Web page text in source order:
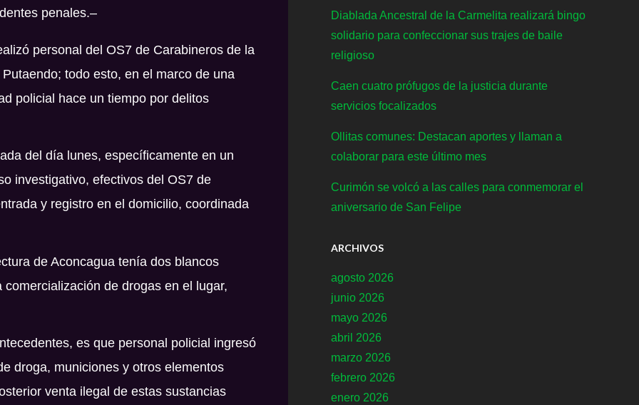
penales.–
personal del OS7 de Carabineros de la
todo esto, en el marco de una
policial hace un tiempo por delitos
del día lunes, específicamente en un
investigativo, efectivos del OS7 de
y registro en el domicilio, coordinada
de Aconcagua tenía dos blancos
de drogas en el lugar,
es que personal policial ingresó
droga, municiones y otros elementos
venta ilegal de estas sustancias
Diablada Ancestral de la Carmelita realizará bingo
solidario para confeccionar sus trajes de baile
religioso
Caen cuatro prófugos de la justicia durante
servicios focalizados
Ollitas comunes: Destacan aportes y llaman a
colaborar para este último mes
Curimón se volcó a las calles para conmemorar el
aniversario de San Felipe
ARCHIVOS
agosto 2026
junio 2026
mayo 2026
abril 2026
marzo 2026
febrero 2026
enero 2026